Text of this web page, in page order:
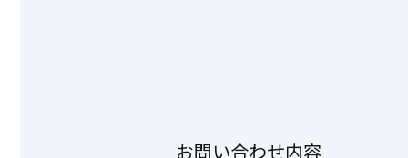
お問い合わせ内容